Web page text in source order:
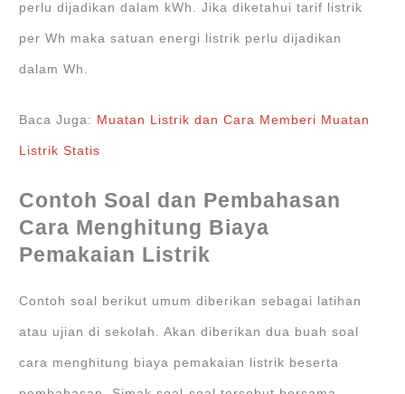
perlu dijadikan dalam kWh. Jika diketahui tarif listrik
per Wh maka satuan energi listrik perlu dijadikan
dalam Wh.
Baca Juga: Muatan Listrik dan Cara Memberi Muatan
Listrik Statis
Contoh Soal dan Pembahasan
Cara Menghitung Biaya
Pemakaian Listrik
Contoh soal berikut umum diberikan sebagai latihan
atau ujian di sekolah. Akan diberikan dua buah soal
cara menghitung biaya pemakaian listrik beserta